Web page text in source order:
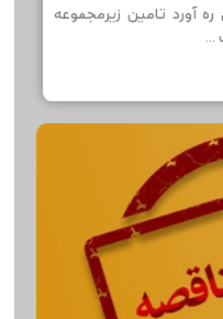
آورد تامین زیرمجموعه